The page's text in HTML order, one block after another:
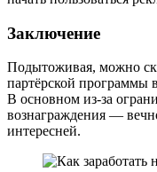
Заключение
Подытоживая, можно
партёрской программы
В основном из-за
вознаграждения —
интересней.